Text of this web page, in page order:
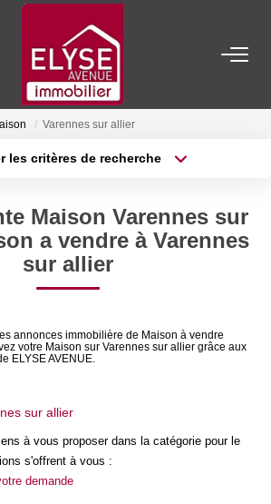
ACHETER
FAIRE GÉRER
Qui Sommes-Nous
Nos Actualités
CONTACT
Varennes sur allier
les critères de recherche
Surface min
Maison Varennes sur
a vendre à Varennes
sur allier
annonces immobilière de Maison à vendre
votre Maison sur Varennes sur allier grâce aux
ELYSE AVENUE.
sur allier
à vous proposer dans la catégorie pour le
s'offrent à vous :
demande